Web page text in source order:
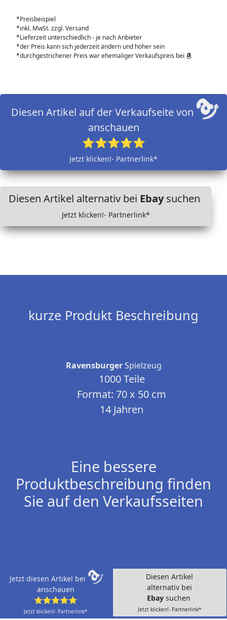
*Preisbeispiel
*inkl. MwSt. zzgl. Versand
*Lieferzeit unterschiedlich - je nach Anbieter
*der Preis kann sich jederzeit ändern und höher sein
*durchgestrichener Preis war ehemaliger Verkaufspreis bei
Diesen Artikel auf der Verkaufseite von
anschauen
⭐⭐⭐⭐⭐
Jetzt klicken!- Partnerlink*
Diesen Artikel alternativ bei Ebaysuchen
Jetzt klicken!- Partnerlink*
kurze Produkt Beschreibung
RavensburgerSpielzeug
1000 Teile
Format: 70 x 50 cm
14 Jahren
Eine bessere
Produktbeschreibung finden
Sie auf den Verkaufsseiten
Jetzt diesen Artikel bei
anschauen
⭐⭐⭐⭐⭐
Jetzt klicken!- Partnerlink*
Diesen Artikel
alternativ bei
Ebay suchen
Jetzt klicken!- Partnerlink*